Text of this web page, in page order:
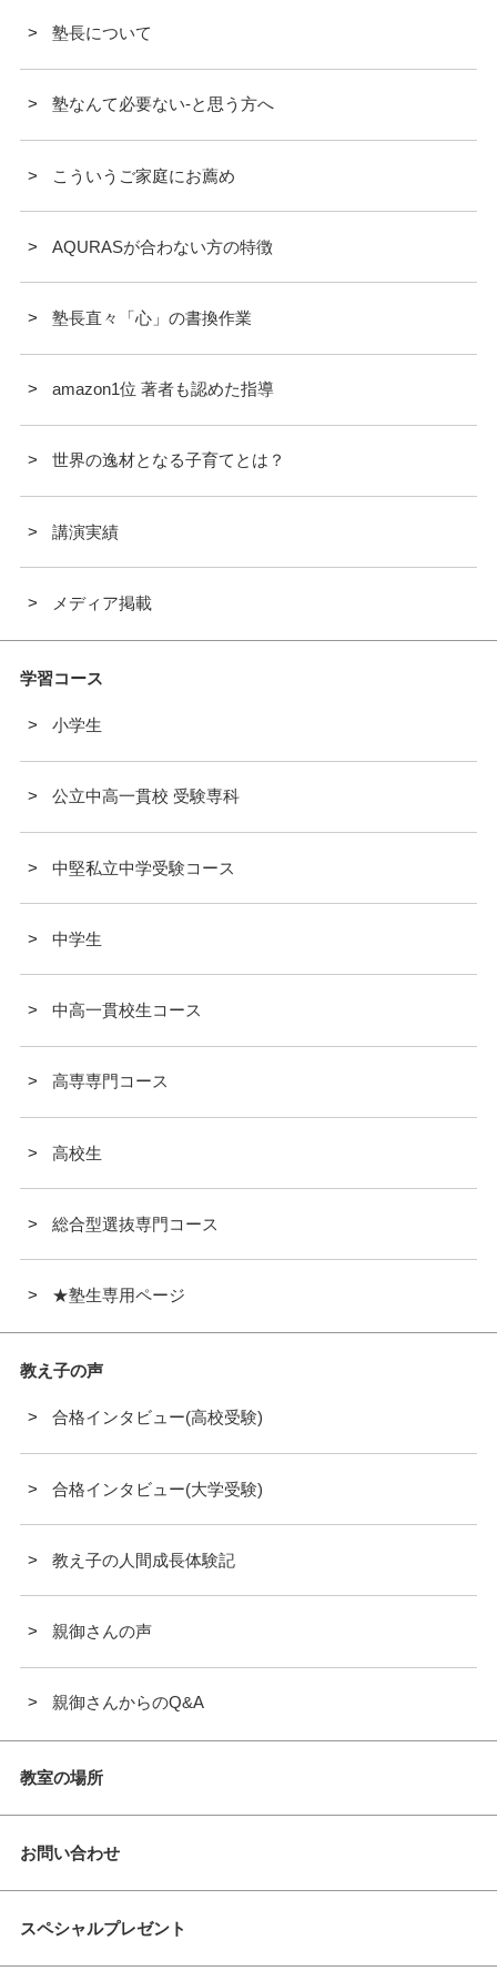
塾長について
塾なんて必要ない-と思う方へ
こういうご家庭にお薦め
AQURASが合わない方の特徴
塾長直々「心」の書換作業
amazon1位 著者も認めた指導
世界の逸材となる子育てとは？
講演実績
メディア掲載
学習コース
小学生
公立中高一貫校 受験専科
中堅私立中学受験コース
中学生
中高一貫校生コース
高専専門コース
高校生
総合型選抜専門コース
★塾生専用ページ
教え子の声
合格インタビュー(高校受験)
合格インタビュー(大学受験)
教え子の人間成長体験記
親御さんの声
親御さんからのQ&A
教室の場所
お問い合わせ
スペシャルプレゼント